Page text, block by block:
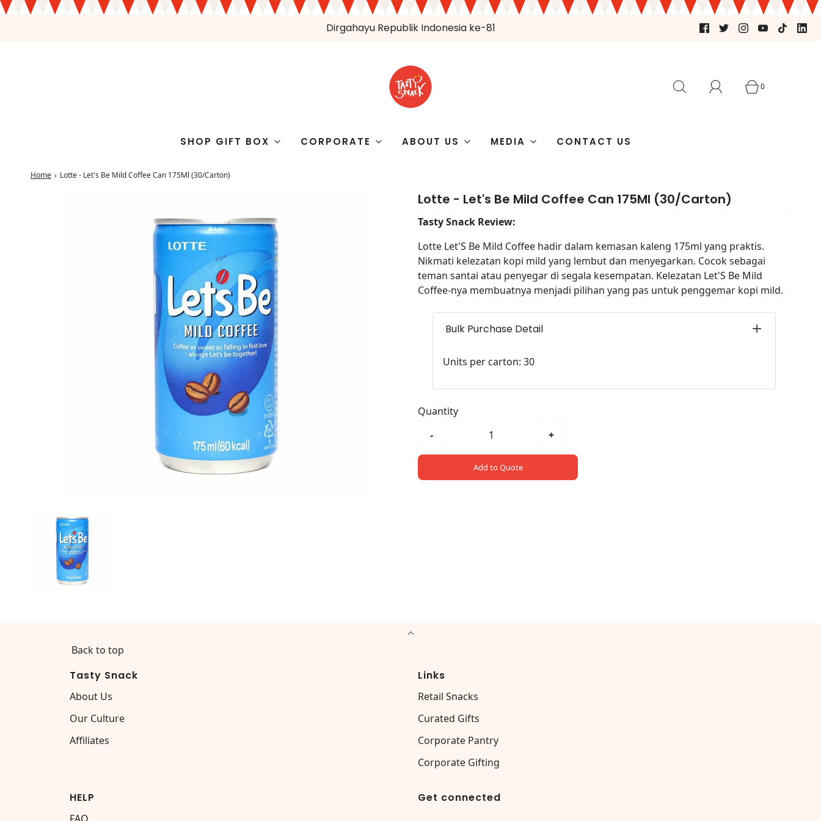
Dirgahayu Republik Indonesia ke-81
0
SHOP GIFT BOX CORPORATE ABOUT US MEDIA CONTACT US
Home › Lotte - Let's Be Mild Coffee Can 175Ml (30/Carton)
Lotte - Let's Be Mild Coffee Can 175Ml (30/Carton)
Tasty Snack Review:
Lotte Let'S Be Mild Coffee hadir dalam kemasan kaleng 175ml yang praktis.
Nikmati kelezatan kopi mild yang lembut dan menyegarkan. Cocok sebagai
teman santai atau penyegar di segala kesempatan. Kelezatan Let'S Be Mild
Coffee-nya membuatnya menjadi pilihan yang pas untuk penggemar kopi mild.
Bulk Purchase Detail
Units per carton: 30
Quantity
-
+
Add to Quote
Back to top
Tasty Snack
About Us
Our Culture
Affiliates
Links
Retail Snacks
Curated Gifts
Corporate Pantry
Corporate Gifting
HELP Get connected